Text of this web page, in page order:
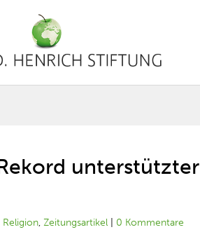
unterstützter
Religion,Zeitungsartikel 0 Kommentare